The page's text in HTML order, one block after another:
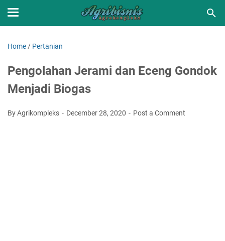
Home / Pertanian
Pengolahan Jerami dan Eceng Gondok
Menjadi Biogas
By Agrikompleks December 28, 2020 Post a Comment